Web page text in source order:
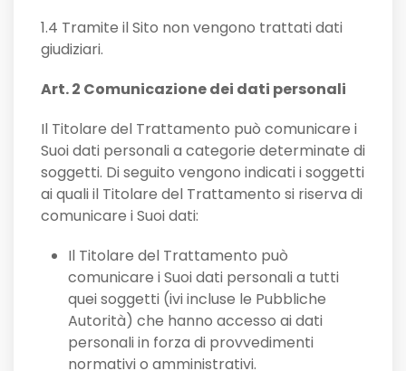
1.4 Tramite il Sito non vengono trattati dati
giudiziari.
Art. 2 Comunicazione dei dati personali
Il Titolare del Trattamento può comunicare i
Suoi dati personali a categorie determinate di
soggetti. Di seguito vengono indicati i soggetti
ai quali il Titolare del Trattamento si riserva di
comunicare i Suoi dati:
Il Titolare del Trattamento può
comunicare i Suoi dati personali a tutti
quei soggetti (ivi incluse le Pubbliche
Autorità) che hanno accesso ai dati
personali in forza di provvedimenti
normativi o amministrativi.